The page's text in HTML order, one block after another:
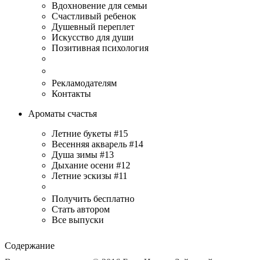
Вдохновение для семьи
Счастливый ребенок
Душевный переплет
Искусство для души
Позитивная психология
Рекламодателям
Контакты
Ароматы счастья
Летние букеты #15
Весенняя акварель #14
Душа зимы #13
Дыхание осени #12
Летние эскизы #11
Получить бесплатно
Стать автором
Все выпуски
Содержание